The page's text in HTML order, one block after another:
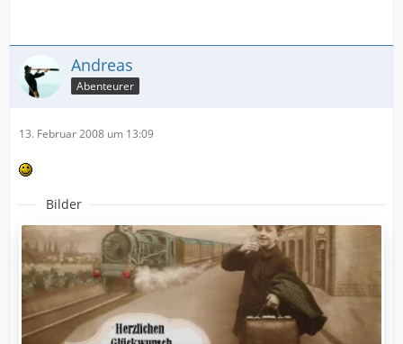
Andreas
Abenteurer
13. Februar 2008 um 13:09
Bilder